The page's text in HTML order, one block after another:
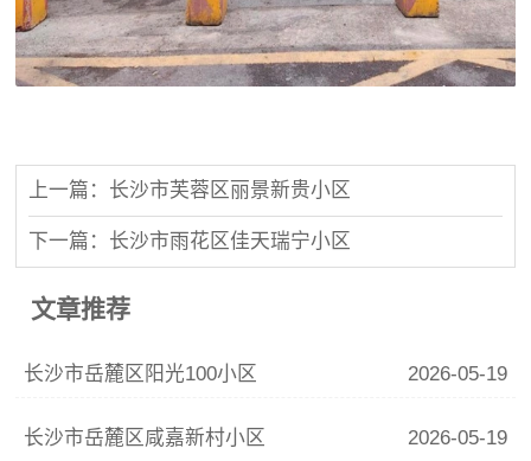
上一篇：长沙市芙蓉区丽景新贵小区
下一篇：长沙市雨花区佳天瑞宁小区
文章推荐
长沙市岳麓区阳光100小区 2026-05-19
长沙市岳麓区咸嘉新村小区 2026-05-19